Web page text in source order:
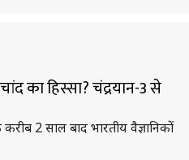
का हिस्सा? चंद्रयान-3 से
2 साल बाद भारतीय वैज्ञानिकों